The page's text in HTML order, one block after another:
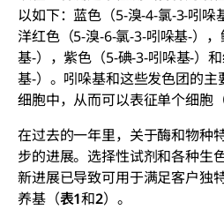
以如下：蓝色（5-溴-4-氯-3-吲哚
洋红色（5-溴-6-氯-3-吲哚基-）
基-），紫色（5-碘-3-吲哚基-）
基-）。吲哚基和这些发色团的
细胞中，从而可以表征单个细胞
在过去的一年里，关于酶和物种
步的进展。选择性试剂和各种生
新进展已导致可用于满足客户独
养基（表1和2）。